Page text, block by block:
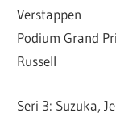
Verstappen
Podium Grand
Russell
Seri 3: Suzuka,